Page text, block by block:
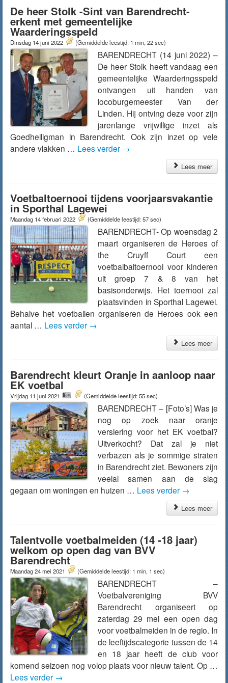
De heer Stolk -Sint van Barendrecht-
erkent met gemeentelijke
Waarderingsspeld
Dinsdag 14 juni 2022 (Gemiddelde leestijd: 1 min, 22 sec)
BARENDRECHT (14 juni 2022) –
De heer Stolk heeft vandaag een
gemeentelijke Waarderingsspeld
ontvangen uit handen van
locoburgemeester Van der
Linden. Hij ontving deze voor zijn
jarenlange vrijwillige inzet als
Goedheiligman in Barendrecht. Ook zijn inzet op vele
andere vlakken … Lees verder →
Lees meer
Voetbaltoernooi tijdens voorjaarsvakantie
in Sporthal Lagewei
Maandag 14 februari 2022 (Gemiddelde leestijd: 57 sec)
BARENDRECHT- Op woensdag 2
maart organiseren de Heroes of
the Cruyff Court een
voetbalbaltoernooi voor kinderen
uit groep 7 & 8 van het
basisonderwijs. Het toernooi zal
plaatsvinden in Sporthal Lagewei.
Behalve het voetballen organiseren de Heroes ook een
aantal … Lees verder →
Lees meer
Barendrecht kleurt Oranje in aanloop naar
EK voetbal
Vrijdag 11 juni 2021 (Gemiddelde leestijd: 55 sec)
BARENDRECHT – [Foto’s] Was je
nog op zoek naar oranje
versiering voor het EK voetbal?
Uitverkocht? Dat zal je niet
verbazen als je sommige straten
in Barendrecht ziet. Bewoners zijn
veelal samen aan de slag
gegaan om woningen en huizen … Lees verder →
Lees meer
Talentvolle voetbalmeiden (14 -18 jaar)
welkom op open dag van BVV
Barendrecht
Maandag 24 mei 2021 (Gemiddelde leestijd: 1 min, 1 sec)
BARENDRECHT –
Voetbalvereniging BVV
Barendrecht organiseert op
zaterdag 29 mei een open dag
voor voetbalmeiden in de regio. In
de leeftijdscategorie tussen de 14
en 18 jaar heeft de club voor
komend seizoen nog volop plaats voor nieuw talent. Op …
Lees verder →